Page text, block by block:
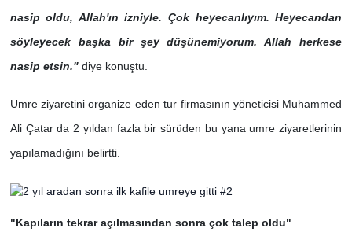
nasip oldu, Allah'ın izniyle. Çok heyecanlıyım. Heyecandan
söyleyecek başka bir şey düşünemiyorum. Allah herkese
nasip etsin."diye konuştu.
Umre ziyaretini organize eden tur firmasının yöneticisi Muhammed
Ali Çatar da 2 yıldan fazla bir sürüden bu yana umre ziyaretlerinin
yapılamadığını belirtti.
"Kapıların tekrar açılmasından sonra çok talep oldu"